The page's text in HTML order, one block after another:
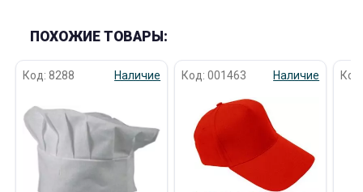
ПОХОЖИЕ ТОВАРЫ:
Код: 8288 Наличие Код: 001463 Наличие